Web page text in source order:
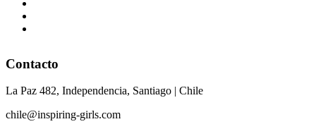
Contacto
La Paz 482, Independencia, Santiago | Chile
chile@inspiring-girls.com